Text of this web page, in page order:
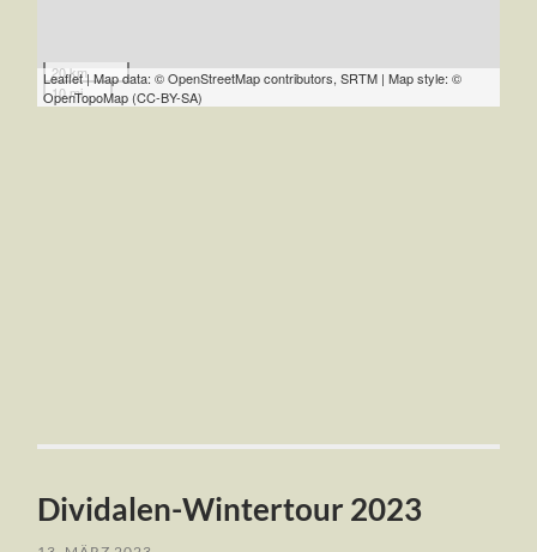
20 km
10 mi
Leaflet | Map data: © OpenStreetMap contributors, SRTM | Map style: ©
OpenTopoMap (CC-BY-SA)
Dividalen-Wintertour 2023